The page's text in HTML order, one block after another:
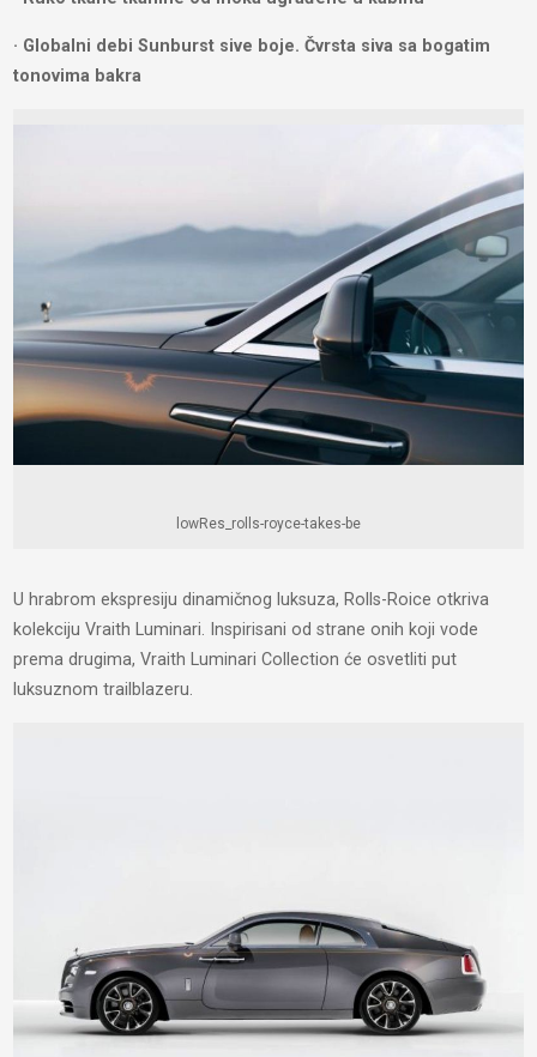
· Globalni debi Sunburst sive boje. Čvrsta siva sa bogatim
tonovima bakra
lowRes_rolls-royce-takes-be
U hrabrom ekspresiju dinamičnog luksuza, Rolls-Roice otkriva
kolekciju Vraith Luminari. Inspirisani od strane onih koji vode
prema drugima, Vraith Luminari Collection će osvetliti put
luksuznom trailblazeru.